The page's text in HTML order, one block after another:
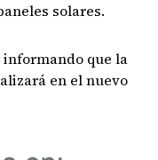
solares.
que la
en el nuevo